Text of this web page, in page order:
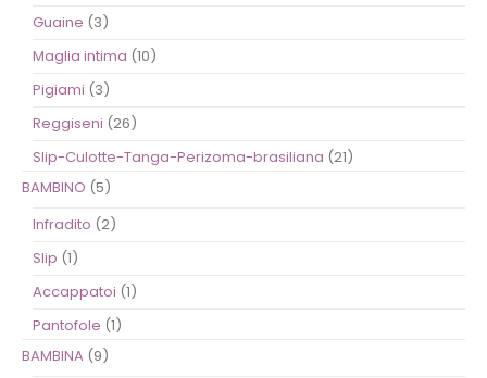
Guaine (3)
Maglia intima (10)
Pigiami (3)
Reggiseni (26)
Slip-Culotte-Tanga-Perizoma-brasiliana (21)
BAMBINO (5)
Infradito (2)
Slip (1)
Accappatoi (1)
Pantofole (1)
BAMBINA (9)